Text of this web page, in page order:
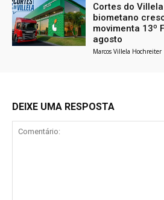
Cortes do
biometano
movimenta 13º
agosto
Marcos Villela Hochreiter
DEIXE UMA RESPOSTA